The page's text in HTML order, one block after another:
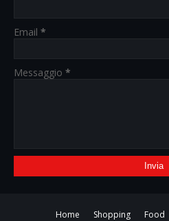
Email *
Messaggio *
Home Shopping Food